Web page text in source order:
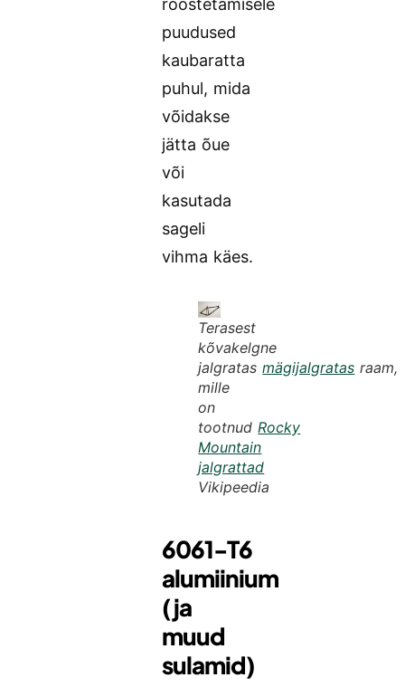
roostetamisele
puudused
kaubaratta
puhul, mida
võidakse
jätta õue
või
kasutada
sageli
vihma käes.
Terasest
kõvakelgne
jalgratasmägijalgratas raam,
mille
on
tootnudRocky
Mountain
jalgrattad
Vikipeedia
6061-T6
alumiinium
(ja
muud
sulamid)